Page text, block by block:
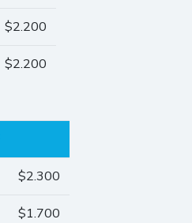
$2.200
$2.200
$2.300
$1.700